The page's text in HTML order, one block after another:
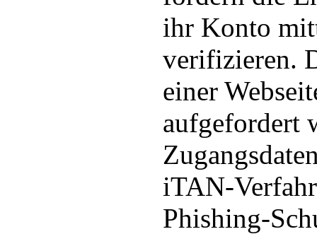
ihr Konto
verifizieren.
einer
aufgefordert
iTAN-
Phishing-